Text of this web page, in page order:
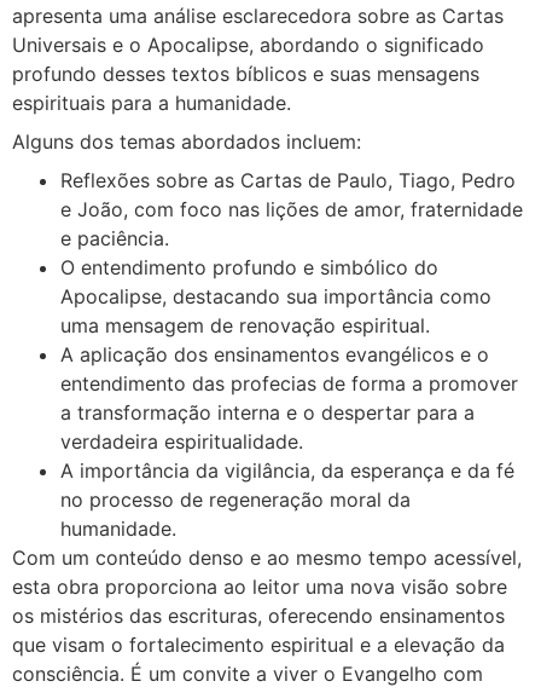
apresenta uma análise esclarecedora sobre as Cartas
Universais e o Apocalipse, abordando o significado
profundo desses textos bíblicos e suas mensagens
espirituais para a humanidade.
Alguns dos temas abordados incluem:
Reflexões sobre as Cartas de Paulo, Tiago, Pedro
e João, com foco nas lições de amor, fraternidade
e paciência.
O entendimento profundo e simbólico do
Apocalipse, destacando sua importância como
uma mensagem de renovação espiritual.
A aplicação dos ensinamentos evangélicos e o
entendimento das profecias de forma a promover
a transformação interna e o despertar para a
verdadeira espiritualidade.
A importância da vigilância, da esperança e da fé
no processo de regeneração moral da
humanidade.
Com um conteúdo denso e ao mesmo tempo acessível,
esta obra proporciona ao leitor uma nova visão sobre
os mistérios das escrituras, oferecendo ensinamentos
que visam o fortalecimento espiritual e a elevação da
consciência. É um convite a viver o Evangelho com